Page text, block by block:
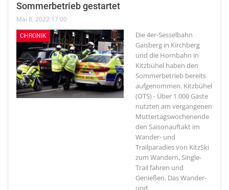
Sommerbetrieb gestartet
Mai 8, 2022 17:00
CHRONIK
Die 4er-Sesselbahn
Gaisberg in Kirchberg
und die Hornbahn in
Kitzbühel haben den
Sommerbetrieb bereits
aufgenommen. Kitzbühel
(OTS) - Über 1.000 Gäste
nutzten am vergangenen
Muttertagswochenende
den Saisonauftakt im
Wander- und
Trailparadies von KitzSki
zum Wandern, Single-
Trail fahren und
Genießen. Das Wander-
und